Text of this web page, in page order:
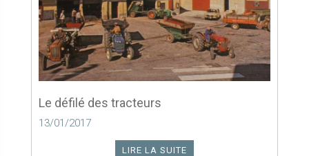
Le défilé des tracteurs
13/01/2017
LIRE LA SUITE